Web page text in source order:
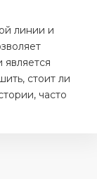
линии и
стоит ли
часто